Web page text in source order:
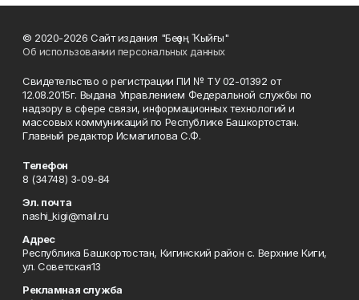
© 2020-2026 Сайт издания "Беҙҙең Ҡыйғы"
Об использовании персональных данных
Свидетельство о регистрации ПИ № ТУ 02-01392 от
12.08.2015г. Выдана Управлением Федеральной службы по
надзору в сфере связи, информационных технологий и
массовых коммуникаций по Республике Башкортостан.
Главный редактор Исмагилова С.Ф.
Телефон
8 (34748) 3-09-84
Эл. почта
nashi_kigi@mail.ru
Адрес
Республика Башкортостан, Кигинский район с. Верхние Киги,
ул. Советская13
Рекламная служба